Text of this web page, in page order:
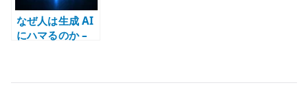
なぜ人は生成 AI
にハマるのか –